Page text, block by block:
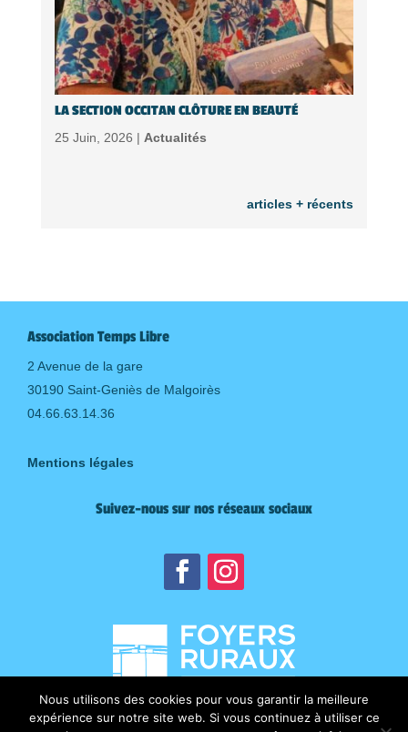
LA SECTION OCCITAN CLÔTURE EN BEAUTÉ
25 Juin, 2026 | Actualités
articles + récents
Association Temps Libre
2 Avenue de la gare
30190 Saint-Geniès de Malgoirès
04.66.63.14.36
Mentions légales
Suivez-nous sur nos réseaux sociaux
Nous utilisons des cookies pour vous garantir la meilleure
expérience sur notre site web. Si vous continuez à utiliser ce